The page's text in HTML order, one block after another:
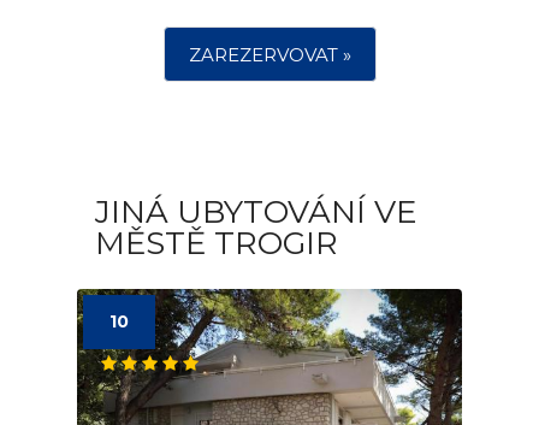
ZAREZERVOVAT »
JINÁ UBYTOVÁNÍ VE
MĚSTĚ TROGIR
10